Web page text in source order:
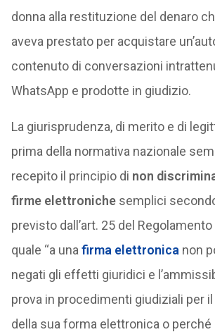
donna alla restituzione del denaro
aveva prestato per acquistare
contenuto di conversazioni
WhatsApp e prodotte in giudizio.
La giurisprudenza, di merito e di
prima della normativa nazionale
recepito il principio di non
firme elettronichesemplici
previsto dall’art. 25 del Regolamento
quale “a una firma elettronica non
negati gli effetti giuridici e
prova in procedimenti giudiziali per
della sua forma elettronica o